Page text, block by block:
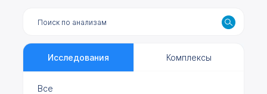
Исследования Комплексы
Все